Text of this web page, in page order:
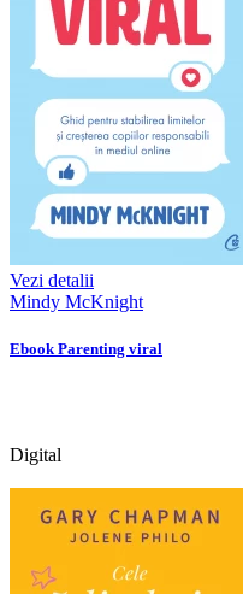
Vezi detalii
Mindy McKnight
Ebook Parenting viral
Digital